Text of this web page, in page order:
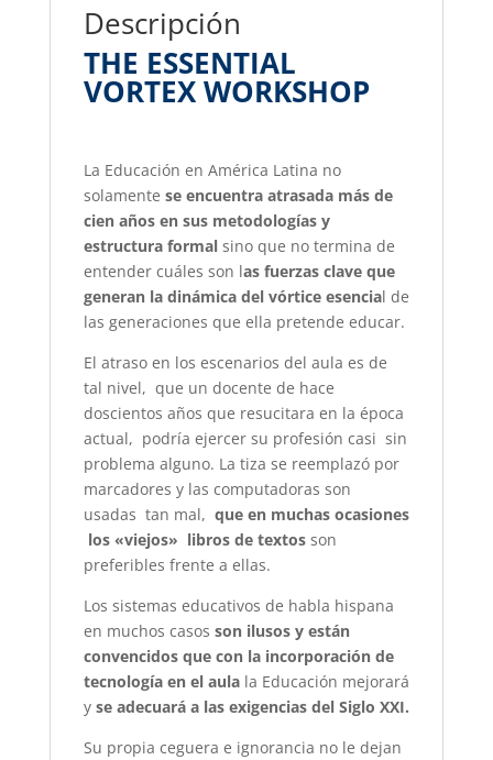
Descripción
THE ESSENTIAL
VORTEX WORKSHOP
La Educación en América Latina no
solamente se encuentra atrasada más de
cien años en sus metodologías y
estructura formalsino que no termina de
entender cuáles son las fuerzas clave que
generan la dinámica del vórtice esencial de
las generaciones que ella pretende educar.
El atraso en los escenarios del aula es de
tal nivel, que un docente de hace
doscientos años que resucitara en la época
actual, podría ejercer su profesión casi sin
problema alguno. La tiza se reemplazó por
marcadores y las computadoras son
usadas tan mal, que en muchas ocasiones
los «viejos» libros de textosson
preferibles frente a ellas.
Los sistemas educativos de habla hispana
en muchos casos son ilusos y están
convencidos que con la incorporación de
tecnología en el aulala Educación mejorará
y se adecuará a las exigencias del Siglo XXI.
Su propia ceguera e ignorancia no le dejan